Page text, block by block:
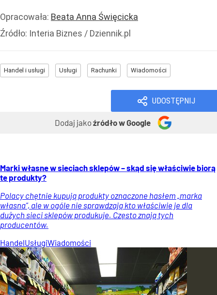
Opracowała: Beata Anna Święcicka
Źródło: Interia Biznes / Dziennik.pl
Handel i usługi Usługi Rachunki Wiadomości
UDOSTĘPNIJ
Dodaj jakoźródło w Google
Marki własne w sieciach sklepów – skąd się właściwie biorą
te produkty?
Polacy chętnie kupują produkty oznaczone hasłem „marka
własna”, ale w ogóle nie sprawdzają kto właściwie je dla
dużych sieci sklepów produkuje. Często znają tych
producentów.
HandelUsługiWiadomości